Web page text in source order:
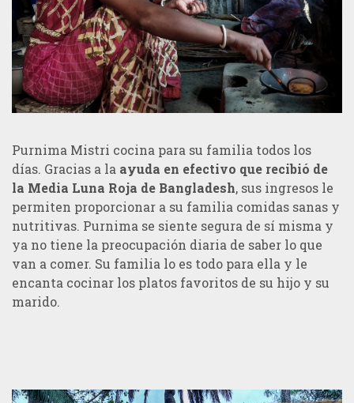
Purnima Mistri cocina para su familia todos los
días. Gracias a la ayuda en efectivo que recibió de
la Media Luna Roja de Bangladesh, sus ingresos le
permiten proporcionar a su familia comidas sanas y
nutritivas. Purnima se siente segura de sí misma y
ya no tiene la preocupación diaria de saber lo que
van a comer. Su familia lo es todo para ella y le
encanta cocinar los platos favoritos de su hijo y su
marido.